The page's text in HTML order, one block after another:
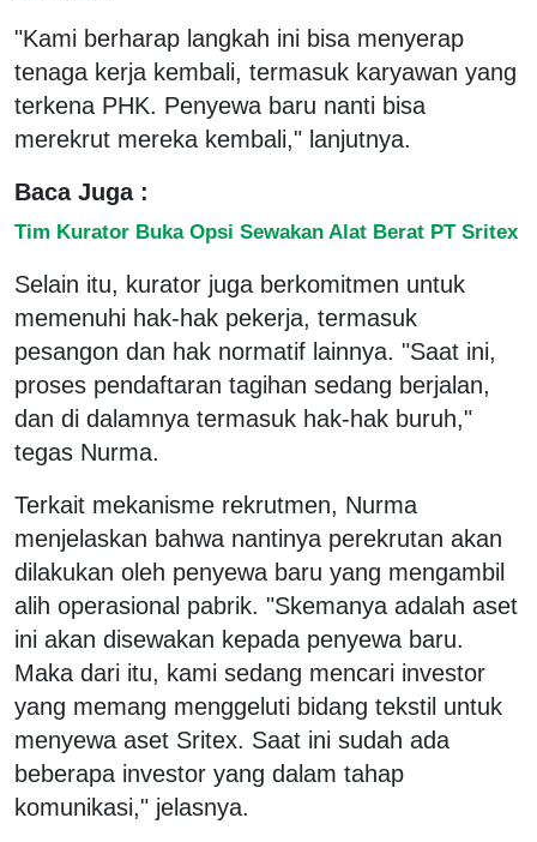
"Kami berharap langkah ini bisa menyerap
tenaga kerja kembali, termasuk karyawan yang
terkena PHK. Penyewa baru nanti bisa
merekrut mereka kembali," lanjutnya.
Baca Juga :
Tim Kurator Buka Opsi Sewakan Alat Berat PT Sritex
Selain itu, kurator juga berkomitmen untuk
memenuhi hak-hak pekerja, termasuk
pesangon dan hak normatif lainnya. "Saat ini,
proses pendaftaran tagihan sedang berjalan,
dan di dalamnya termasuk hak-hak buruh,"
tegas Nurma.
Terkait mekanisme rekrutmen, Nurma
menjelaskan bahwa nantinya perekrutan akan
dilakukan oleh penyewa baru yang mengambil
alih operasional pabrik. "Skemanya adalah aset
ini akan disewakan kepada penyewa baru.
Maka dari itu, kami sedang mencari investor
yang memang menggeluti bidang tekstil untuk
menyewa aset Sritex. Saat ini sudah ada
beberapa investor yang dalam tahap
komunikasi," jelasnya.